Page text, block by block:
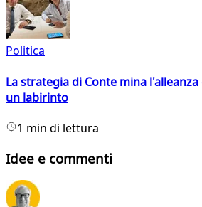
Politica
La strategia di Conte mina
un labirinto
1 min di lettura
Idee e commenti